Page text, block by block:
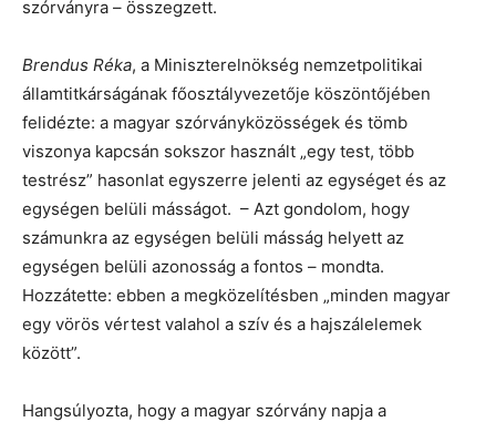
szórványra – összegzett.
Brendus Réka, a Miniszterelnökség nemzetpolitikai
államtitkárságának főosztályvezetője köszöntőjében
felidézte: a magyar szórványközösségek és tömb
viszonya kapcsán sokszor használt „egy test, több
testrész” hasonlat egyszerre jelenti az egységet és az
egységen belüli másságot. – Azt gondolom, hogy
számunkra az egységen belüli másság helyett az
egységen belüli azonosság a fontos – mondta.
Hozzátette: ebben a megközelítésben „minden magyar
egy vörös vértest valahol a szív és a hajszálelemek
között”.
Hangsúlyozta, hogy a magyar szórvány napja a